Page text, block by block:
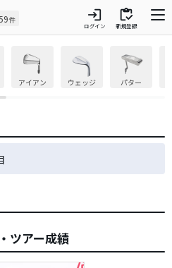
件 login
ログイン
inventory
新規登録
アイアン ウェッジ パター
ツアー成績